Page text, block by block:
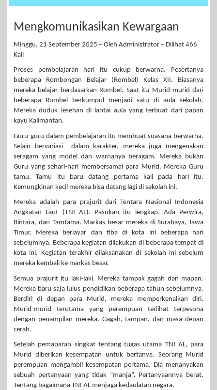
Mengkomunikasikan Kewargaan
Minggu, 21 September 2025 ~ Oleh Administrator ~ Dilihat 466
Kali
Proses pembelajaran hari itu cukup berwarna. Pesertanya
beberapa Rombongan Belajar (Rombel) Kelas XII. Biasanya
mereka belajar berdasarkan Rombel. Saat itu Murid-murid dari
beberapa Rombel berkumpul menjadi satu di aula sekolah.
Mereka duduk lesehan di lantai aula yang terbuat dari papan
kayu Kalimantan.
Guru-guru dalam pembelajaran itu membuat suasana berwarna.
Selain bervariasi dalam karakter, mereka juga mengenakan
seragam yang model dan warnanya beragam. Mereka bukan
Guru yang sehari-hari membersamai para Murid. Mereka Guru
tamu. Tamu itu baru datang pertama kali pada hari itu.
Kemungkinan kecil mereka bisa datang lagi di sekolah ini.
Mereka adalah para prajurit dari Tentara Nasional Indonesia
Angkatan Laut (TNI AL). Pasukan itu lengkap. Ada Perwira,
Bintara, dan Tamtama. Markas besar mereka di Surabaya, Jawa
Timur. Mereka berlayar dan tiba di kota ini beberapa hari
sebelumnya. Beberapa kegiatan dilakukan di beberapa tempat di
kota ini. Kegiatan terakhir dilaksanakan di sekolah ini sebelum
mereka kembali ke markas besar.
Semua prajurit itu laki-laki. Mereka tampak gagah dan mapan.
Mereka baru saja lulus pendidikan beberapa tahun sebelumnya.
Berdiri di depan para Murid, mereka memperkenalkan diri.
Murid-murid terutama yang perempuan terlihat terpesona
dengan penampilan mereka. Gagah, tampan, dan masa depan
cerah.
Setelah pemaparan singkat tentang tugas utama TNI AL, para
Murid diberikan kesempatan untuk bertanya. Seorang Murid
perempuan mengambil kesempatan pertama. Dia menanyakan
sebuah pertanyaan yang tidak “manja”. Pertanyaannya berat.
Tentang bagaimana TNI AL menjaga kedaulatan negara.